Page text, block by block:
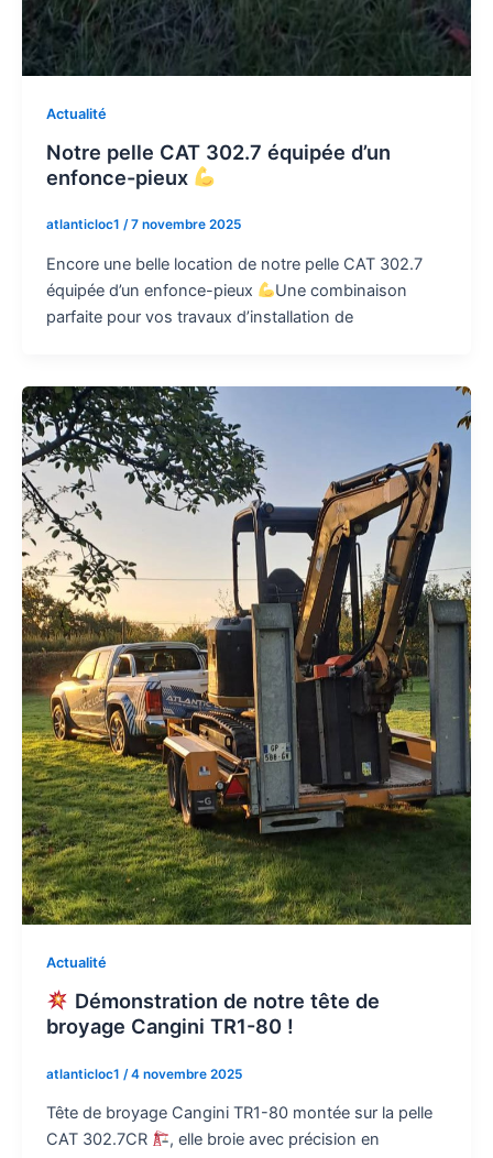
Actualité
Notre pelle CAT 302.7 équipée d’un
enfonce-pieux
atlanticloc1 /7 novembre 2025
Encore une belle location de notre pelle CAT 302.7
équipée d’un enfonce-pieux
Une combinaison
parfaite pour vos travaux d’installation de
Actualité
Démonstration de notre tête de
broyage Cangini TR1-80 !
atlanticloc1 /4 novembre 2025
Tête de broyage Cangini TR1-80 montée sur la pelle
CAT 302.7CR
, elle broie avec précision en